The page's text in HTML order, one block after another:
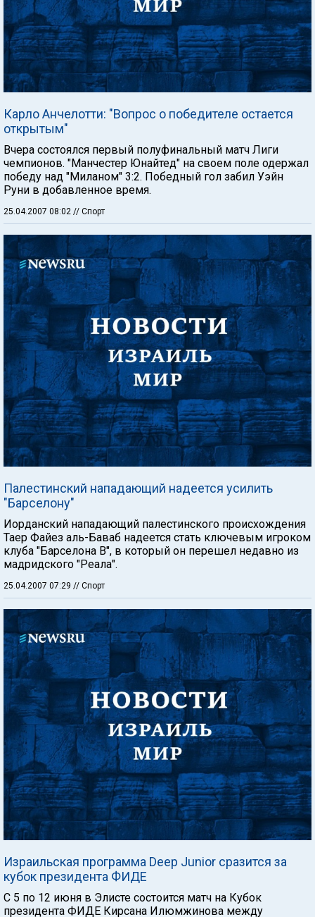
Карло Анчелотти: "Вопрос о победителе остается
открытым"
Вчера состоялся первый полуфинальный матч Лиги
чемпионов. "Манчестер Юнайтед" на своем поле одержал
победу над "Миланом" 3:2. Победный гол забил Уэйн
Руни в добавленное время.
25.04.2007 08:02 // Спорт
Палестинский нападающий надеется усилить
"Барселону"
Иорданский нападающий палестинского происхождения
Таер Файез аль-Баваб надеется стать ключевым игроком
клуба "Барселона В", в который он перешел недавно из
мадридского "Реала".
25.04.2007 07:29 // Спорт
Израильская программа Deep Junior сразится за
кубок президента ФИДЕ
С 5 по 12 июня в Элисте состоится матч на Кубок
президента ФИДЕ Кирсана Илюмжинова между